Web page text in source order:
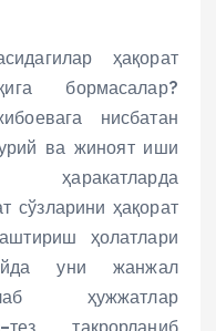
ҳақорат
бормасалар?
нисбатан
ва жиноят иши
ҳаракатларда
сўзларини ҳақорат
ҳолатлари
уни жанжал
ҳужжатлар